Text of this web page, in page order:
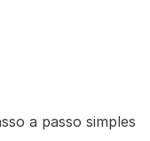
a passo simples